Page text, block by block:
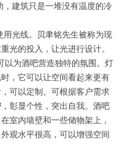
建筑只是一堆没有温度的冷
光线。贝聿铭先生被称为现
光的投入，让光进行设计。
以为酒吧营造独特的氛围。灯
，它可以让空间看起来更有
可以定制。可根据客户需求
，彰显个性，突出自我。酒吧
室内墙壁和一些储物架上，
观水平很高，可以增强空间